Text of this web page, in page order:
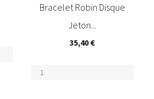
Bracelet Robin Disque
Jeton...
35,40 €